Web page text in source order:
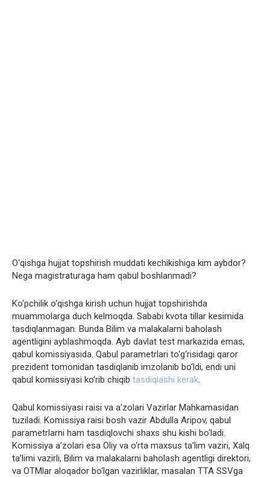
O‘qishga hujjat topshirish muddati kechikishiga kim aybdor?
Nega magistraturaga ham qabul boshlanmadi?
Ko‘pchilik o‘qishga kirish uchun hujjat topshirishda
muammolarga duch kelmoqda. Sababi kvota tillar kesimida
tasdiqlanmagan. Bunda Bilim va malakalarni baholash
agentligini ayblashmoqda. Ayb davlat test markazida emas,
qabul komissiyasida. Qabul parametrlari to‘g‘risidagi qaror
prezident tomonidan tasdiqlanib imzolanib bo‘ldi, endi uni
qabul komissiyasi ko‘rib chiqib tasdiqlashi kerak.
Qabul komissiyasi raisi va a’zolari Vazirlar Mahkamasidan
tuziladi. Komissiya raisi bosh vazir Abdulla Aripov, qabul
parametrlarni ham tasdiqlovchi shaxs shu kishi bo‘ladi.
Komissiya a’zolari esa Oliy va o‘rta maxsus ta’lim vaziri, Xalq
ta’limi vazirli, Bilim va malakalarni baholash agentligi direktori,
va OTMlar aloqador bo‘lgan vazirliklar, masalan TTA SSVga